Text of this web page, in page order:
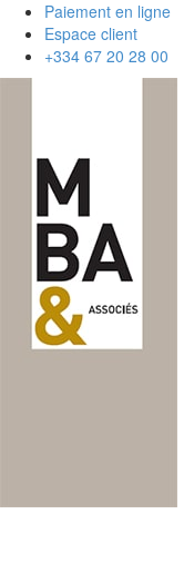
Paiement en ligne
Espace client
+334 67 20 28 00